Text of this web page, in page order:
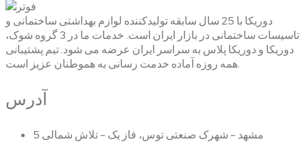
دوریکا با 25 سال سابقه تولیدکننده لوازم بهداشتی ساختمانی و
تاسیسات ساختمانی در بازار ایران است. خدمات ما در 3 گروه شوک،
دوریکا و دوریکا پلاس به سراسر ایران عرضه می شود. تیم پشتیبانی
همه روزه آماده خدمت رسانی به هموطنان عزیز است.
آدرس
مشهد - شهرک صنعتی توس، فاز یک - تلاش شمالی 5